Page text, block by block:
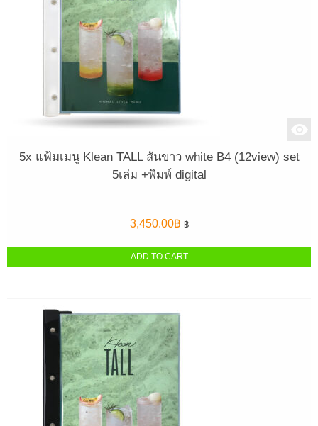
5x แฟ้มเมนู Klean TALL สันขาว white B4 (12view) set
5เล่ม +พิมพ์ digital
3,450.00฿ ฿
ADD TO CART